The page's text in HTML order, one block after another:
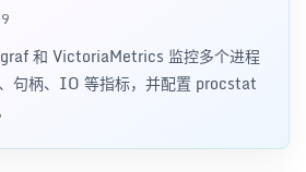
和 VictoriaMetrics 监控多个进程
句柄、IO 等指标，并配置 procstat